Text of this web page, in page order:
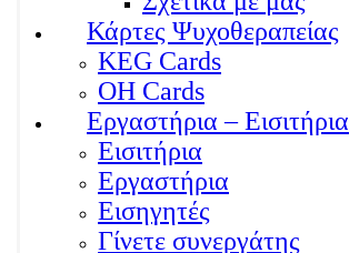
Κάρτες Ψυχοθεραπείας
KEG Cards
OH Cards
Εργαστήρια – Εισιτήρια
Εισιτήρια
Εργαστήρια
Εισηγητές
Γίνετε συνεργάτης